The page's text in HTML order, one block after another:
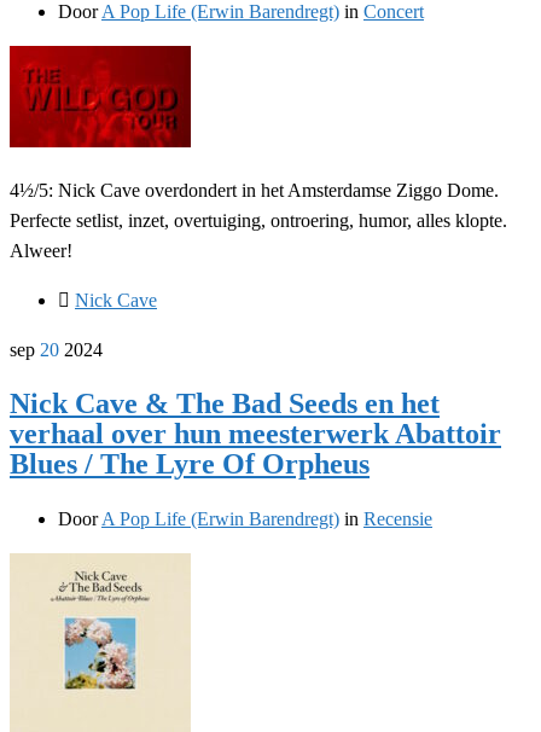
DoorA Pop Life (Erwin Barendregt) in Concert
4½/5: Nick Cave overdondert in het Amsterdamse Ziggo Dome.
Perfecte setlist, inzet, overtuiging, ontroering, humor, alles klopte.
Alweer!
Nick Cave
sep 20 2024
Nick Cave & The Bad Seeds en het
verhaal over hun meesterwerk Abattoir
Blues / The Lyre Of Orpheus
DoorA Pop Life (Erwin Barendregt) in Recensie